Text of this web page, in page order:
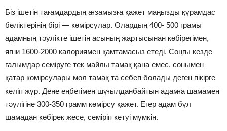
Біз ішетін тағамдардың ағзамызға қажет маңызды құрамдас
бөліктерінің бірі — көмірсулар. Олардың 400- 500 грамы
адамның тәулікте ішетін асының жартысынан көбірегімен,
яғни 1600-2000 калориямен қамтамасыз етеді. Соңғы кезде
ғалымдар семіруге тек майлы тамақ қана емес, сонымен
қатар көмірсулары мол тамақ та себеп болады деген пікірге
келіп жүр. Дене еңбегімен шұғылданбайтын адамға шамамен
тәулігіне 300-350 грамм көмірсу қажет. Егер адам бұл
шамадан көбірек жесе, семіріп кетуі мүмкін.